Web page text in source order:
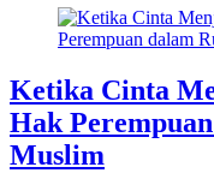
Ketika Cinta
Hak
Muslim